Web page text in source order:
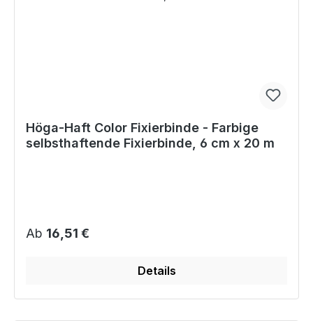
Höga-Haft Color Fixierbinde - Farbige
selbsthaftende Fixierbinde, 6 cm x 20 m
Regulärer Preis:
Ab 16,51 €
Details